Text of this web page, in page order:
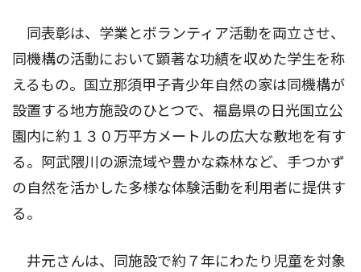
同表彰は、学業とボランティア活動を両立させ、
同機構の活動において顕著な功績を収めた学生を称
えるもの。国立那須甲子青少年自然の家は同機構が
設置する地方施設のひとつで、福島県の日光国立公
園内に約１３０万平方メートルの広大な敷地を有す
る。阿武隈川の源流域や豊かな森林など、手つかず
の自然を活かした多様な体験活動を利用者に提供す
る。
井元さんは、同施設で約７年にわたり児童を対象